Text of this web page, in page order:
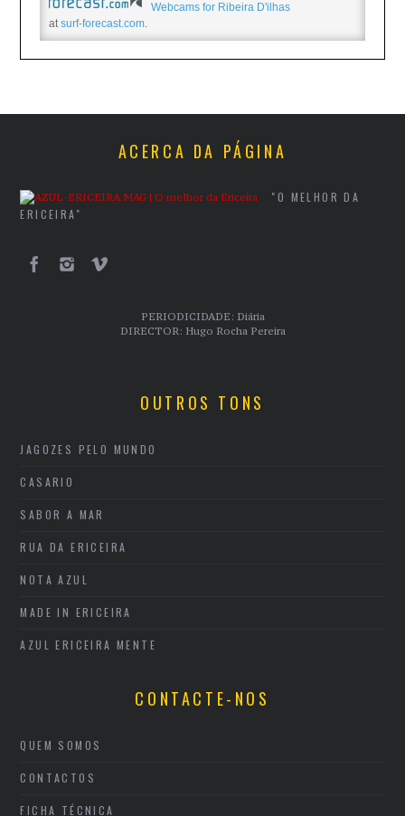
Webcams for Ribeira D'ilhas
atsurf-forecast.com.
ACERCA DA PÁGINA
"O MELHOR DA
ERICEIRA"
PERIODICIDADE: Diária
DIRECTOR: Hugo Rocha Pereira
OUTROS TONS
JAGOZES PELO MUNDO
CASARIO
SABOR A MAR
RUA DA ERICEIRA
NOTA AZUL
MADE IN ERICEIRA
AZUL ERICEIRA MENTE
CONTACTE-NOS
QUEM SOMOS
CONTACTOS
FICHA TÉCNICA